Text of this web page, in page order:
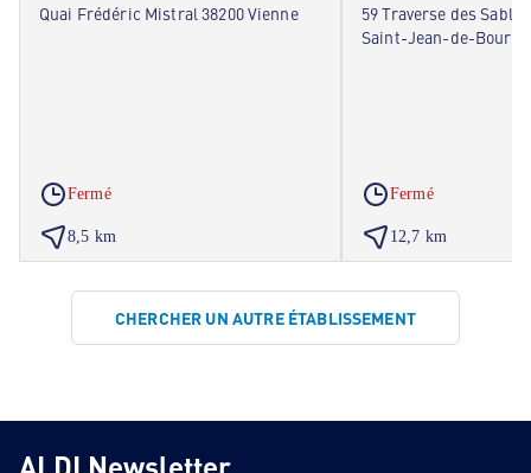
Quai Frédéric Mistral 38200 Vienne
Fermé
8,5 km
59 Traverse des
Saint-Jean-de-
Fermé
12,7 km
CHERCHER UN AUTRE ÉTABLISSEMENT